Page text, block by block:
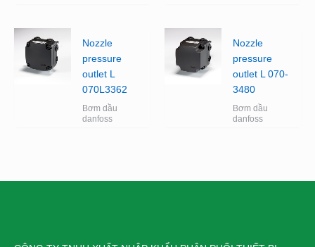
Nozzle
pressure
outlet L
070L3362
Bơm dầu
danfoss
Nozzle
pressure
outlet L 070-
3480
Bơm dầu
danfoss